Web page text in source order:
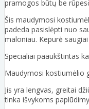
pramogos būtų be
Šis maudymosi
padeda pasislėpti nuo
maloniau. Kepurė
Specialiai paaukštintas
Maudymosi kostiumėlio
Jis yra lengvas, greitai
tinka išvykoms